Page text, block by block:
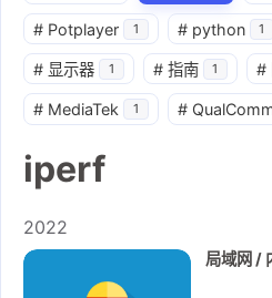
# Potplayer 1 # python 1
# 显示器 1 # 指南 1 #
# MediaTek 1 #
iperf
2022
局域网 /